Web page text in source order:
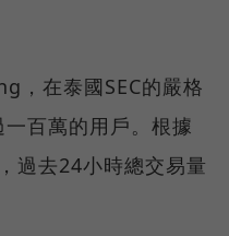
，在泰國SEC的嚴格
百萬的用戶。根據
過去24小時總交易量